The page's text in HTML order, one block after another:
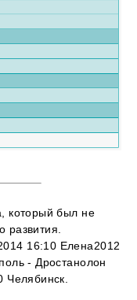
который был не
развития.
16:10 Елена2012
- Дростанолон
Челябинск.